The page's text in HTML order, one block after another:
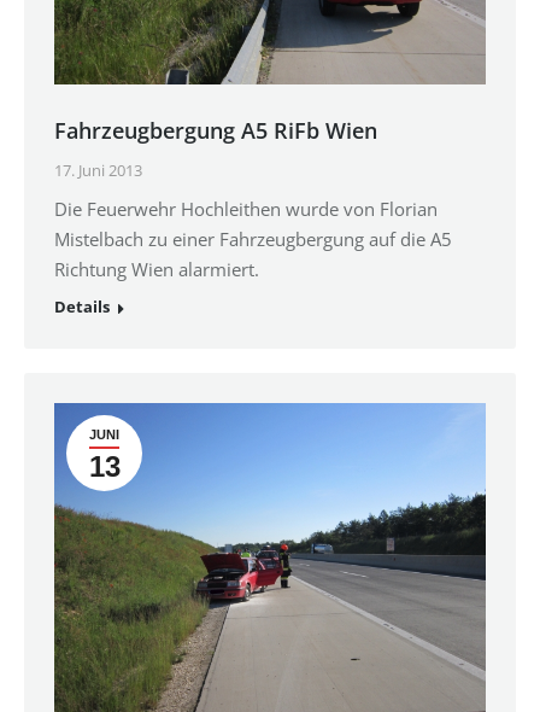
Fahrzeugbergung A5 RiFb Wien
17. Juni 2013
Die Feuerwehr Hochleithen wurde von Florian
Mistelbach zu einer Fahrzeugbergung auf die A5
Richtung Wien alarmiert.
Details
JUNI
13